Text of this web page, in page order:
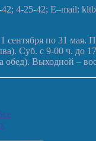
4-25-42; E–mail:
сентября по 31 мая.
Суб. с 9-00 ч. до
обед). Выходной –